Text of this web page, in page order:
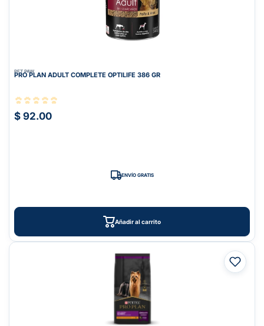
PET PAW
PRO PLAN ADULT COMPLETE OPTILIFE 386 GR
$ 92.00
ENVÍO GRATIS
Añadir al carrito